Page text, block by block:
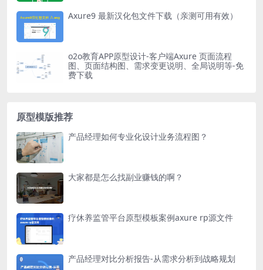
Axure9 最新汉化包文件下载（亲测可用有效）
o2o教育APP原型设计-客户端Axure 页面流程
图、页面结构图、需求变更说明、全局说明等-免
费下载
原型模版推荐
产品经理如何专业化设计业务流程图？
大家都是怎么找副业赚钱的啊？
疗休养监管平台原型模板案例axure rp源文件
产品经理对比分析报告-从需求分析到战略规划